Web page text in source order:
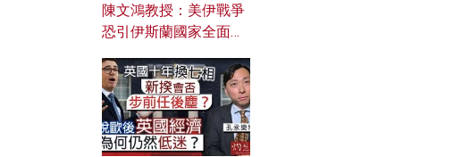
陳文鴻教授：美伊戰爭
恐引伊斯蘭國家全面反
對付北約美國？